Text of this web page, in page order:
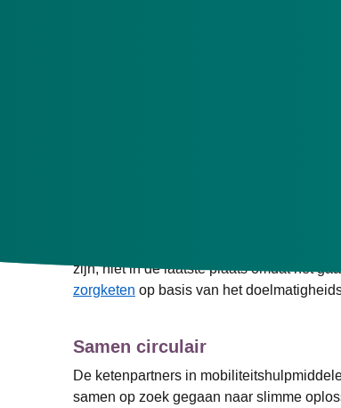
zijn, niet in de laatste plaats omdat het
zorgketen op basis van het
Samen circulair
De ketenpartners in
samen op zoek gegaan naar slimme